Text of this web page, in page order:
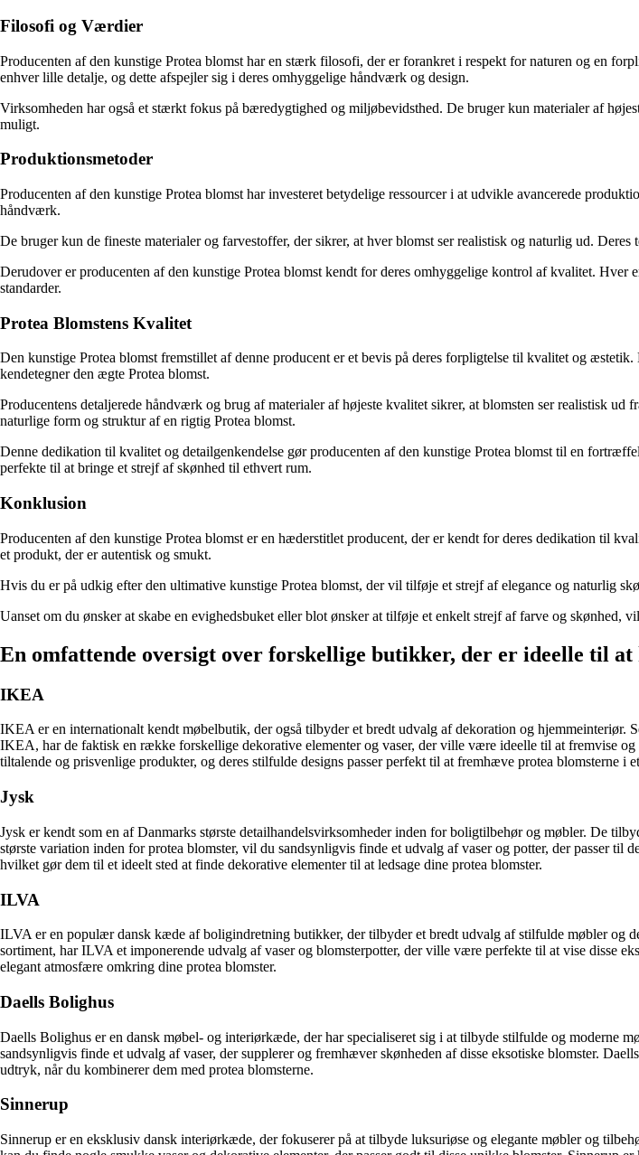
Filosofi og Værdier
Producenten af den kunstige Protea blomst har en stærk filosofi, der er forankret i respekt for naturen og en
enhver lille detalje, og dette afspejler sig i deres omhyggelige håndværk og design.
Virksomheden har også et stærkt fokus på bæredygtighed og miljøbevidsthed. De bruger kun materialer af
muligt.
Produktionsmetoder
Producenten af den kunstige Protea blomst har investeret betydelige ressourcer i at udvikle avancerede
håndværk.
De bruger kun de fineste materialer og farvestoffer, der sikrer, at hver blomst ser realistisk og naturlig ud.
Derudover er producenten af den kunstige Protea blomst kendt for deres omhyggelige kontrol af kvalitet.
standarder.
Protea Blomstens Kvalitet
Den kunstige Protea blomst fremstillet af denne producent er et bevis på deres forpligtelse til kvalitet og
kendetegner den ægte Protea blomst.
Producentens detaljerede håndværk og brug af materialer af højeste kvalitet sikrer, at blomsten ser realistisk
naturlige form og struktur af en rigtig Protea blomst.
Denne dedikation til kvalitet og detailgenkendelse gør producenten af den kunstige Protea blomst til en
perfekte til at bringe et strejf af skønhed til ethvert rum.
Konklusion
Producenten af den kunstige Protea blomst er en hæderstitlet producent, der er kendt for deres dedikation til
et produkt, der er autentisk og smukt.
Hvis du er på udkig efter den ultimative kunstige Protea blomst, der vil tilføje et strejf af elegance og naturlig
Uanset om du ønsker at skabe en evighedsbuket eller blot ønsker at tilføje et enkelt strejf af farve og
En omfattende oversigt over forskellige butikker, der er ideelle til
IKEA
IKEA er en internationalt kendt møbelbutik, der også tilbyder et bredt udvalg af dekoration og hjemmeinteriør.
IKEA, har de faktisk en række forskellige dekorative elementer og vaser, der ville være ideelle til at fremvise
tiltalende og prisvenlige produkter, og deres stilfulde designs passer perfekt til at fremhæve protea blomsterne i
Jysk
Jysk er kendt som en af Danmarks største detailhandelsvirksomheder inden for boligtilbehør og møbler. De
største variation inden for protea blomster, vil du sandsynligvis finde et udvalg af vaser og potter, der passer
hvilket gør dem til et ideelt sted at finde dekorative elementer til at ledsage dine protea blomster.
ILVA
ILVA er en populær dansk kæde af boligindretning butikker, der tilbyder et bredt udvalg af stilfulde møbler og
sortiment, har ILVA et imponerende udvalg af vaser og blomsterpotter, der ville være perfekte til at vise disse
elegant atmosfære omkring dine protea blomster.
Daells Bolighus
Daells Bolighus er en dansk møbel- og interiørkæde, der har specialiseret sig i at tilbyde stilfulde og moderne
sandsynligvis finde et udvalg af vaser, der supplerer og fremhæver skønheden af disse eksotiske blomster.
udtryk, når du kombinerer dem med protea blomsterne.
Sinnerup
Sinnerup er en eksklusiv dansk interiørkæde, der fokuserer på at tilbyde luksuriøse og elegante møbler og